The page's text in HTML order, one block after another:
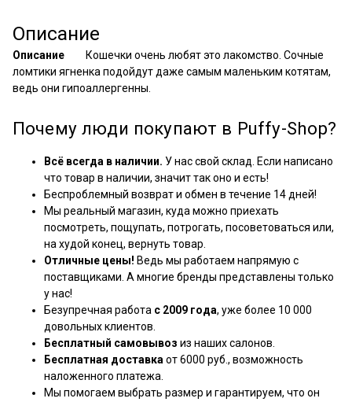
Описание
Описание
Кошечки очень любят это лакомство. Сочные
ломтики ягненка подойдут даже самым маленьким котятам,
ведь они гипоаллергенны.
Почему люди покупают в Puffy-Shop?
Всё всегда в наличии. У нас свой склад. Если написано
что товар в наличии, значит так оно и есть!
Беспроблемный возврат и обмен в течение 14 дней!
Мы реальный магазин, куда можно приехать
посмотреть, пощупать, потрогать, посоветоваться или,
на худой конец, вернуть товар.
Отличные цены! Ведь мы работаем напрямую с
поставщиками. А многие бренды представлены только
у нас!
Безупречная работа с 2009 года, уже более 10 000
довольных клиентов.
Бесплатный самовывоз из наших салонов.
Бесплатная доставка от 6000 руб., возможность
наложенного платежа.
Мы помогаем выбрать размер и гарантируем, что он